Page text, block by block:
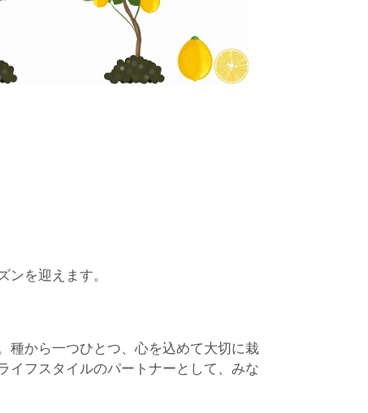
を迎えます。
種から一つひとつ、心を込めて大切に栽
イフスタイルのパートナーとして、みな